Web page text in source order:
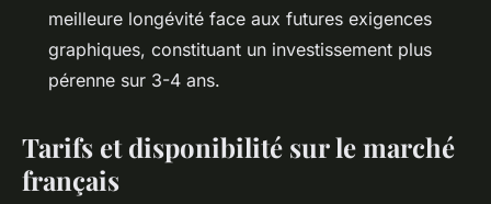
meilleure longévité face aux futures exigences
graphiques, constituant un investissement plus
pérenne sur 3-4 ans.
Tarifs et disponibilité sur le marché
français